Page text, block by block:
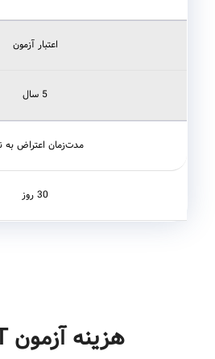
اعتبار آزمون
5 سال
مدت‌زمان اعتراض به
30 روز
هزینه آزمون GMAT